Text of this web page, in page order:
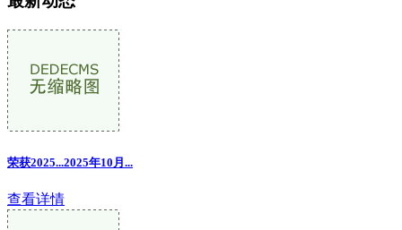
荣获2025...2025年10月...
查看详情